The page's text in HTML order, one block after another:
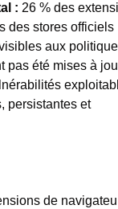
: 26 % des
des stores officiels
aux
pas été mises à
persistantes et
de